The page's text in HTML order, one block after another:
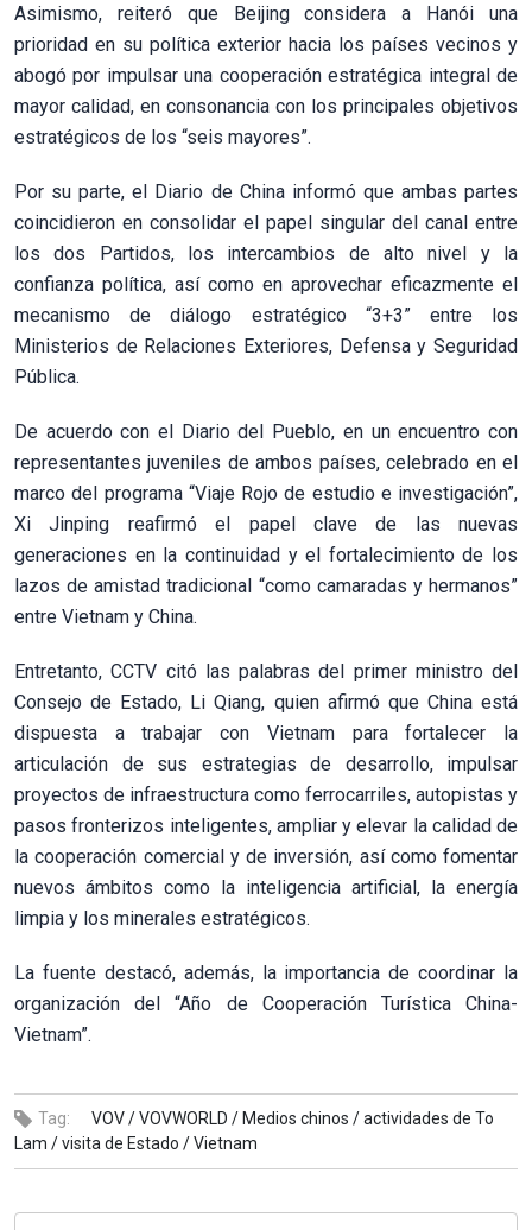
Asimismo, reiteró que Beijing considera a Hanói una
prioridad en su política exterior hacia los países vecinos y
abogó por impulsar una cooperación estratégica integral de
mayor calidad, en consonancia con los principales objetivos
estratégicos de los “seis mayores”.
Por su parte, el Diario de China informó que ambas partes
coincidieron en consolidar el papel singular del canal entre
los dos Partidos, los intercambios de alto nivel y la
confianza política, así como en aprovechar eficazmente el
mecanismo de diálogo estratégico “3+3” entre los
Ministerios de Relaciones Exteriores, Defensa y Seguridad
Pública.
De acuerdo con el Diario del Pueblo, en un encuentro con
representantes juveniles de ambos países, celebrado en el
marco del programa “Viaje Rojo de estudio e investigación”,
Xi Jinping reafirmó el papel clave de las nuevas
generaciones en la continuidad y el fortalecimiento de los
lazos de amistad tradicional “como camaradas y hermanos”
entre Vietnam y China.
Entretanto, CCTV citó las palabras del primer ministro del
Consejo de Estado, Li Qiang, quien afirmó que China está
dispuesta a trabajar con Vietnam para fortalecer la
articulación de sus estrategias de desarrollo, impulsar
proyectos de infraestructura como ferrocarriles, autopistas y
pasos fronterizos inteligentes, ampliar y elevar la calidad de
la cooperación comercial y de inversión, así como fomentar
nuevos ámbitos como la inteligencia artificial, la energía
limpia y los minerales estratégicos.
La fuente destacó, además, la importancia de coordinar la
organización del “Año de Cooperación Turística China-
Vietnam”.
Tag: VOV /VOVWORLD / Medios chinos /actividades de To
Lam /visita de Estado /Vietnam